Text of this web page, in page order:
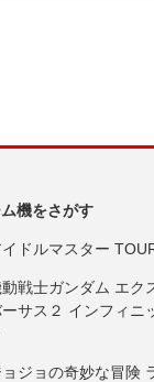
機をさがす
イドルマスター
戦士ガンダム エク
サス２ インフィニ
ョジョの奇妙な冒険